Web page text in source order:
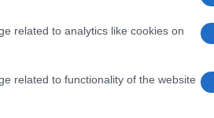
related to analytics like cookies on
related to functionality of the website